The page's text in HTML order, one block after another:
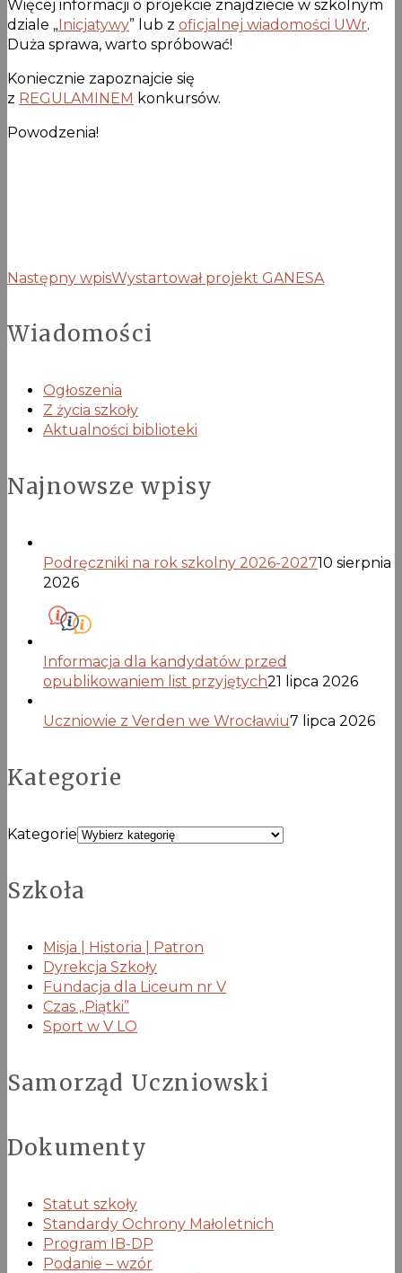
Więcej informacji o projekcie znajdziecie w szkolnym
dziale „Inicjatywy” lub z oficjalnej wiadomości UWr.
Duża sprawa, warto spróbować!
Koniecznie zapoznajcie się
z REGULAMINEM konkursów.
Powodzenia!
Następny wpisWystartował projekt GANESA
Wiadomości
Ogłoszenia
Z życia szkoły
Aktualności biblioteki
Najnowsze wpisy
Podręczniki na rok szkolny 2026-202710 sierpnia
2026
Informacja dla kandydatów przed
opublikowaniem list przyjętych21 lipca 2026
Uczniowie z Verden we Wrocławiu7 lipca 2026
Kategorie
Kategorie
Szkoła
Misja | Historia | Patron
Dyrekcja Szkoły
Fundacja dla Liceum nr V
Czas „Piątki”
Sport w V LO
Samorząd Uczniowski
Dokumenty
Statut szkoły
Standardy Ochrony Małoletnich
Program IB-DP
Podanie – wzór